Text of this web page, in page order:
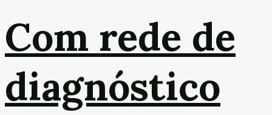
Com rede de
diagnóstico